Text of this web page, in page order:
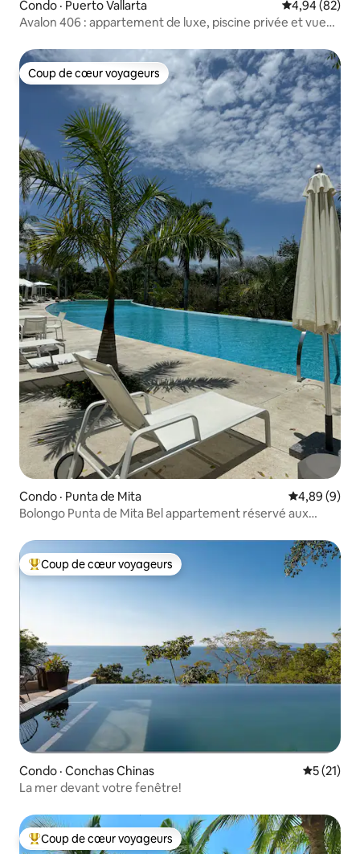
Condo · Puerto Vallarta Note
4,94 (82)
Avalon 406 : appartement de luxe, piscine privée et vue
Coup de cœur voyageurs
Coup de cœur voyageurs
Condo · Punta de Mita Note
4,89 (9)
Bolongo Punta de Mita Bel appartement réservé aux
Coup de cœur voyageurs parmi les plus aimés
Coup de cœur voyageurs
Condo · Conchas Chinas Note
5 (21)
La mer devant votre fenêtre!
Coup de cœur voyageurs parmi les plus aimés
Coup de cœur voyageurs